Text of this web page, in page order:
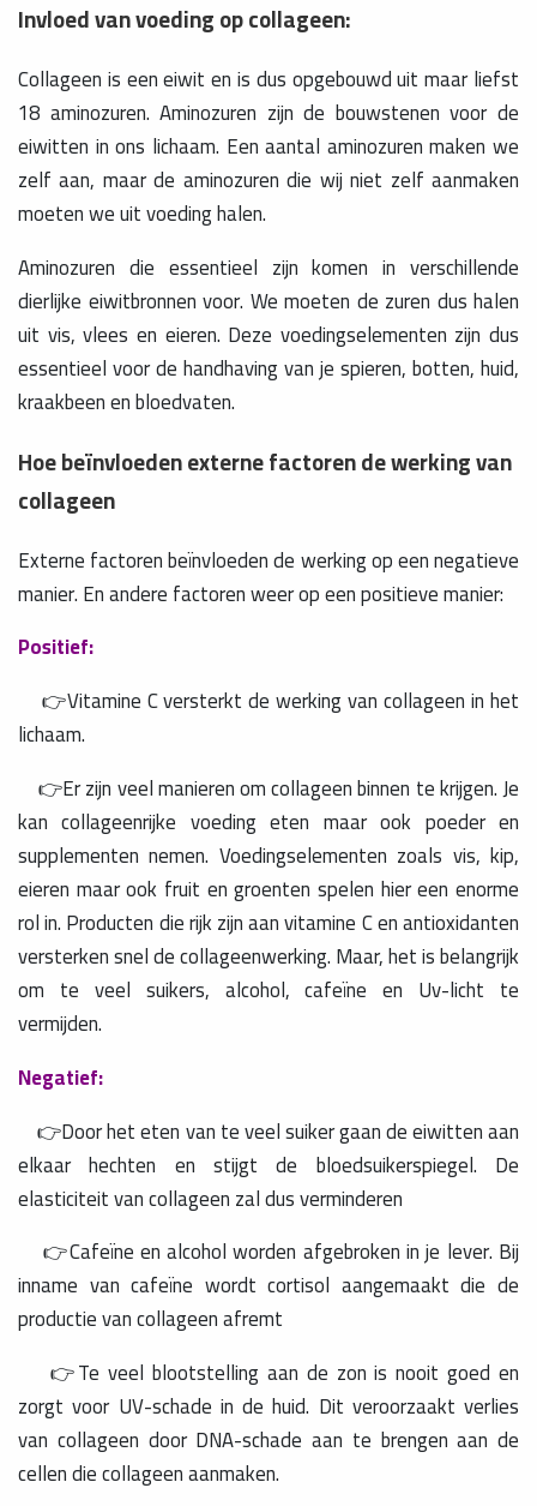
Invloed van voeding op collageen:
Collageen is een eiwit en is dus opgebouwd uit maar liefst
18 aminozuren. Aminozuren zijn de bouwstenen voor de
eiwitten in ons lichaam. Een aantal aminozuren maken we
zelf aan, maar de aminozuren die wij niet zelf aanmaken
moeten we uit voeding halen.
Aminozuren die essentieel zijn komen in verschillende
dierlijke eiwitbronnen voor. We moeten de zuren dus halen
uit vis, vlees en eieren. Deze voedingselementen zijn dus
essentieel voor de handhaving van je spieren, botten, huid,
kraakbeen en bloedvaten.
Hoe beïnvloeden externe factoren de werking van
collageen
Externe factoren beïnvloeden de werking op een negatieve
manier. En andere factoren weer op een positieve manier:
Positief:
👉Vitamine C versterkt de werking van collageen in het
lichaam.
👉Er zijn veel manieren om collageen binnen te krijgen. Je
kan collageenrijke voeding eten maar ook poeder en
supplementen nemen. Voedingselementen zoals vis, kip,
eieren maar ook fruit en groenten spelen hier een enorme
rol in. Producten die rijk zijn aan vitamine C en antioxidanten
versterken snel de collageenwerking. Maar, het is belangrijk
om te veel suikers, alcohol, cafeïne en Uv-licht te
vermijden.
Negatief:
👉Door het eten van te veel suiker gaan de eiwitten aan
elkaar hechten en stijgt de bloedsuikerspiegel. De
elasticiteit van collageen zal dus verminderen
👉Cafeïne en alcohol worden afgebroken in je lever. Bij
inname van cafeïne wordt cortisol aangemaakt die de
productie van collageen afremt
👉Te veel blootstelling aan de zon is nooit goed en
zorgt voor UV-schade in de huid. Dit veroorzaakt verlies
van collageen door DNA-schade aan te brengen aan de
cellen die collageen aanmaken.